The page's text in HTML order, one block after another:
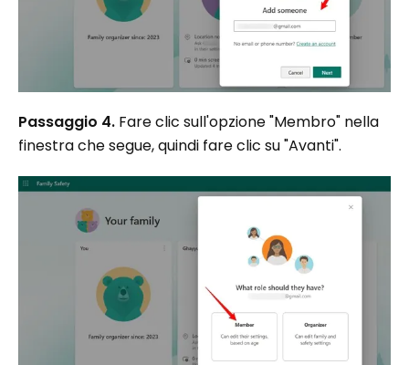
Passaggio 4. Fare clic sull'opzione "Membro" nella
finestra che segue, quindi fare clic su "Avanti".